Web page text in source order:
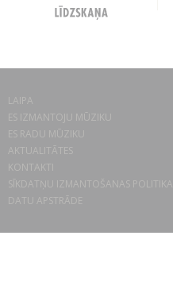
LAIPA
ES IZMANTOJU MŪZIKU
ES RADU MŪZIKU
AKTUALITĀTES
KONTAKTI
SĪKDATŅU IZMANTOŠANAS POLITIKA
DATU APSTRĀDE